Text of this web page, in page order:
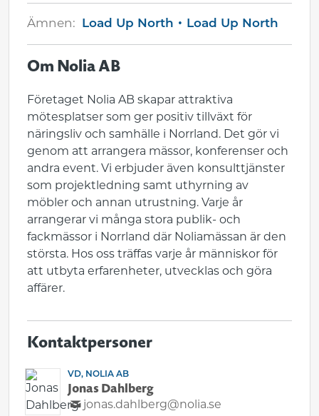
Ämnen: Load Up North Load Up North
Om Nolia AB
Företaget Nolia AB skapar attraktiva
mötesplatser som ger positiv tillväxt för
näringsliv och samhälle i Norrland. Det gör vi
genom att arrangera mässor, konferenser och
andra event. Vi erbjuder även konsulttjänster
som projektledning samt uthyrning av
möbler och annan utrustning. Varje år
arrangerar vi många stora publik- och
fackmässor i Norrland där Noliamässan är den
största. Hos oss träffas varje år människor för
att utbyta erfarenheter, utvecklas och göra
affärer.
Kontaktpersoner
VD, NOLIA AB
Jonas Dahlberg
jonas.dahlberg@nolia.se